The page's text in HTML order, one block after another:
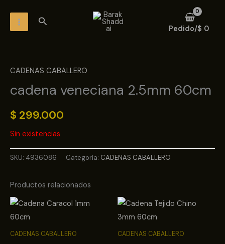
contenidoMENU
Buscar
Pedido/$ 0
CADENAS CABALLERO
cadena veneciana 2.5mm 60cm
$ 299.000
Sin existencias
SKU: 4936086 Categoría: CADENAS CABALLERO
Productos relacionados
CADENAS CABALLERO CADENAS CABALLERO